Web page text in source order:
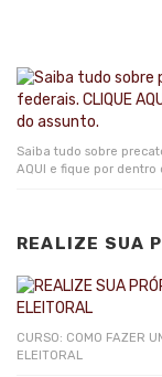
Saiba tudo sobre
AQUI e fique por dentro
REALIZE SUA
CURSO: COMO FAZER
ELEITORAL